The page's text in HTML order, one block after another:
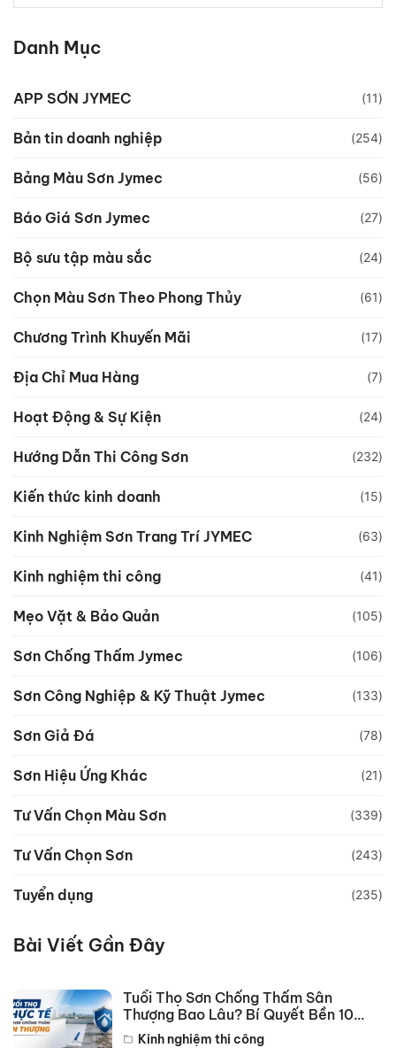
Danh Mục
APP SƠN JYMEC (11)
Bản tin doanh nghiệp (254)
Bảng Màu Sơn Jymec (56)
Báo Giá Sơn Jymec (27)
Bộ sưu tập màu sắc (24)
Chọn Màu Sơn Theo Phong Thủy (61)
Chương Trình Khuyến Mãi (17)
Địa Chỉ Mua Hàng (7)
Hoạt Động & Sự Kiện (24)
Hướng Dẫn Thi Công Sơn (232)
Kiến thức kinh doanh (15)
Kinh Nghiệm Sơn Trang Trí JYMEC (63)
Kinh nghiệm thi công (41)
Mẹo Vặt & Bảo Quản (105)
Sơn Chống Thấm Jymec (106)
Sơn Công Nghiệp & Kỹ Thuật Jymec (133)
Sơn Giả Đá (78)
Sơn Hiệu Ứng Khác (21)
Tư Vấn Chọn Màu Sơn (339)
Tư Vấn Chọn Sơn (243)
Tuyển dụng (235)
Bài Viết Gần Đây
Tuổi Thọ Sơn Chống Thấm Sân
Thượng Bao Lâu? Bí Quyết Bền 10
NămKinh nghiệm thi công